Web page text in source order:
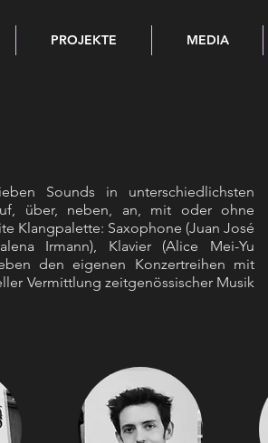
PROJEKTE MEDIA
Sounds in unterschiedlichsten
über, neben, an, mit oder ohne
Klangpalette: Saxophone (Juan José
Irmann), Klavier (Alice Mei-Yu
den eigenen Konzertreihen mit
Vermittlung zeitgenössischer Musik